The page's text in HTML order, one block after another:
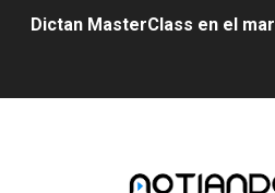
Dictan MasterClass en el
Gobernador Arnaldo